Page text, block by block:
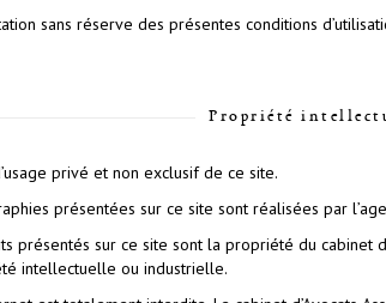
sans réserve des présentes conditions
Propriété
privé et non exclusif de ce site.
présentées sur ce site sont réalisées par
présentés sur ce site sont la propriété du cabinet
intellectuelle ou industrielle.